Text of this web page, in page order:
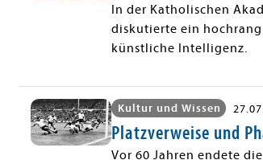
In der Katholischen
diskutierte ein
künstliche Intelligenz.
Kultur und Wissen
Platzverweise und
Vor 60 Jahren endete